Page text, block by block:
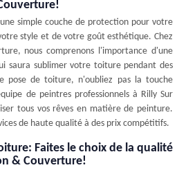
simple couche de protection pour votre
style et de votre goût esthétique. Chez
nous comprenons l'importance d'une
saura sublimer votre toiture pendant des
pose de toiture, n'oubliez pas la touche
de peintres professionnels à Rilly Sur
tous vos rêves en matière de peinture.
de haute qualité à des prix compétitifs.
Faites le choix de la qualité
& Couverture!